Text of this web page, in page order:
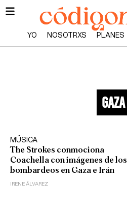
YO NOSOTRXS PLANES
gaza
MÚSICA
The Strokes conmociona
Coachella con imágenes de los
bombardeos en Gaza e Irán
IRENE ÁLVAREZ